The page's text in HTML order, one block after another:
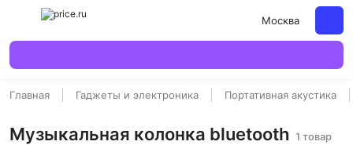
Москва
Главная Гаджеты и электроника Портативная акустика
Музыкальная колонка bluetooth 1 товар